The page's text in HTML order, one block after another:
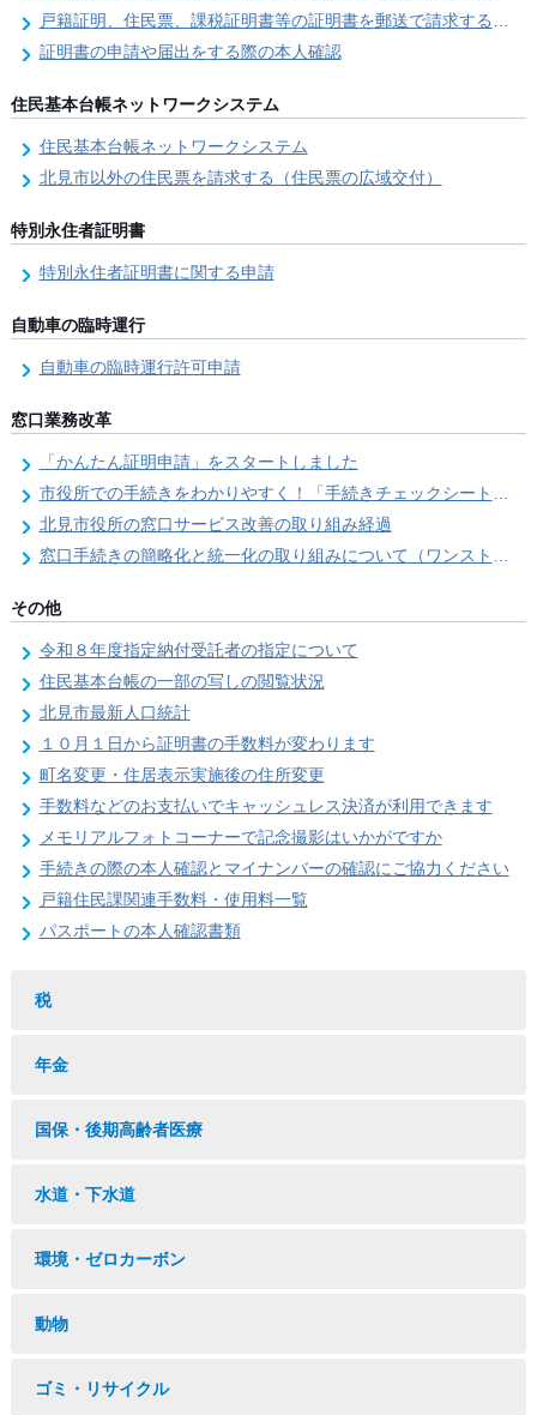
戸籍証明、住民票、課税証明書等の証明書を郵送で請求する際の本人確認
証明書の申請や届出をする際の本人確認
住民基本台帳ネットワークシステム
住民基本台帳ネットワークシステム
北見市以外の住民票を請求する（住民票の広域交付）
特別永住者証明書
特別永住者証明書に関する申請
自動車の臨時運行
自動車の臨時運行許可申請
窓口業務改革
「かんたん証明申請」をスタートしました
市役所での手続きをわかりやすく！「手続きチェックシート」を導入しました
北見市役所の窓口サービス改善の取り組み経過
窓口手続きの簡略化と統一化の取り組みについて（ワンストップサービス推進事業）
その他
令和８年度指定納付受託者の指定について
住民基本台帳の一部の写しの閲覧状況
北見市最新人口統計
１０月１日から証明書の手数料が変わります
町名変更・住居表示実施後の住所変更
手数料などのお支払いでキャッシュレス決済が利用できます
メモリアルフォトコーナーで記念撮影はいかがですか
手続きの際の本人確認とマイナンバーの確認にご協力ください
戸籍住民課関連手数料・使用料一覧
パスポートの本人確認書類
税
年金
国保・後期高齢者医療
水道・下水道
環境・ゼロカーボン
動物
ゴミ・リサイクル